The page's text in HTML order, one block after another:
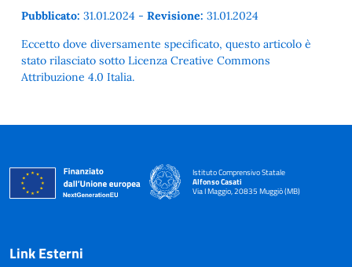
Pubblicato: 31.01.2024 - Revisione: 31.01.2024
Eccetto dove diversamente specificato, questo articolo è
stato rilasciato sotto Licenza Creative Commons
Attribuzione 4.0 Italia.
Istituto Comprensivo Statale
Alfonso Casati
Via I Maggio, 20835 Muggiò (MB)
Link Esterni